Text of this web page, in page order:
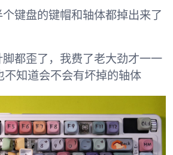
键盘的键帽和轴体都掉出来了
都歪了，我费了老大劲才一一
知道会不会有坏掉的轴体